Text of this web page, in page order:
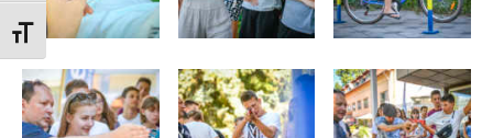
Betűméret váltása